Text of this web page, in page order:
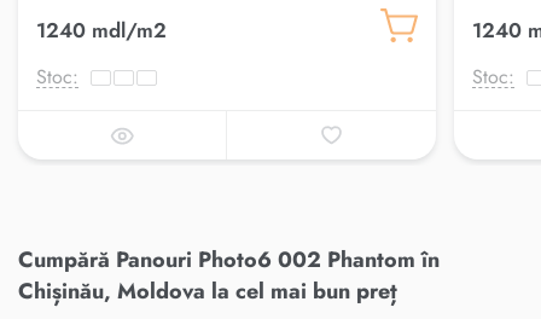
1240 mdl/m2
Stoc:
1240
Stoc:
Cumpără Panouri Photo6 002 Phantom în
Chișinău, Moldova la cel mai bun preț